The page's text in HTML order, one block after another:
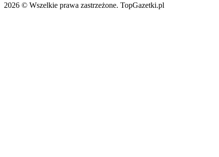
2026 © Wszelkie prawa zastrzeżone. TopGazetki.pl